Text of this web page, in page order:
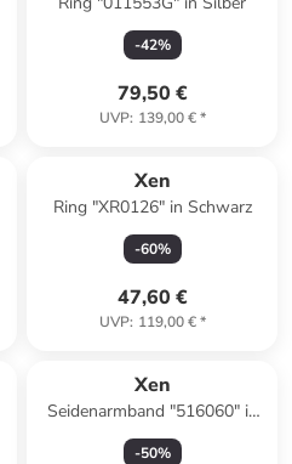
-42%
79,50 €
UVP: 139,00 €*
Xen
Ring "XR0126" in Schwarz
-60%
47,60 €
UVP: 119,00 €*
Xen
Seidenarmband "516060" in
Grau
-50%